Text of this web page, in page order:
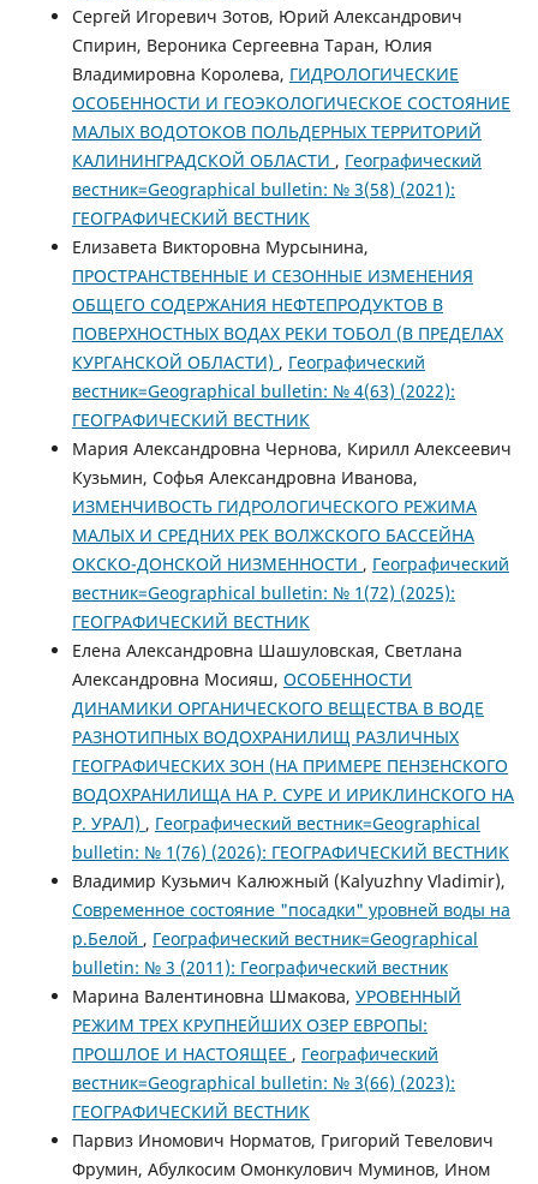
Сергей Игоревич Зотов, Юрий Александрович
Спирин, Вероника Сергеевна Таран, Юлия
Владимировна Королева, ГИДРОЛОГИЧЕСКИЕ
ОСОБЕННОСТИ И ГЕОЭКОЛОГИЧЕСКОЕ СОСТОЯНИЕ
МАЛЫХ ВОДОТОКОВ ПОЛЬДЕРНЫХ ТЕРРИТОРИЙ
КАЛИНИНГРАДСКОЙ ОБЛАСТИ , Географический
вестник=Geographical bulletin: № 3(58) (2021):
ГЕОГРАФИЧЕСКИЙ ВЕСТНИК
Елизавета Викторовна Мурсынина,
ПРОСТРАНСТВЕННЫЕ И СЕЗОННЫЕ ИЗМЕНЕНИЯ
ОБЩЕГО СОДЕРЖАНИЯ НЕФТЕПРОДУКТОВ В
ПОВЕРХНОСТНЫХ ВОДАХ РЕКИ ТОБОЛ (В ПРЕДЕЛАХ
КУРГАНСКОЙ ОБЛАСТИ) , Географический
вестник=Geographical bulletin: № 4(63) (2022):
ГЕОГРАФИЧЕСКИЙ ВЕСТНИК
Мария Александровна Чернова, Кирилл Алексеевич
Кузьмин, Софья Александровна Иванова,
ИЗМЕНЧИВОСТЬ ГИДРОЛОГИЧЕСКОГО РЕЖИМА
МАЛЫХ И СРЕДНИХ РЕК ВОЛЖСКОГО БАССЕЙНА
ОКСКО-ДОНСКОЙ НИЗМЕННОСТИ , Географический
вестник=Geographical bulletin: № 1(72) (2025):
ГЕОГРАФИЧЕСКИЙ ВЕСТНИК
Елена Александровна Шашуловская, Светлана
Александровна Мосияш, ОСОБЕННОСТИ
ДИНАМИКИ ОРГАНИЧЕСКОГО ВЕЩЕСТВА В ВОДЕ
РАЗНОТИПНЫХ ВОДОХРАНИЛИЩ РАЗЛИЧНЫХ
ГЕОГРАФИЧЕСКИХ ЗОН (НА ПРИМЕРЕ ПЕНЗЕНСКОГО
ВОДОХРАНИЛИЩА НА Р. СУРЕ И ИРИКЛИНСКОГО НА
Р. УРАЛ) , Географический вестник=Geographical
bulletin: № 1(76) (2026): ГЕОГРАФИЧЕСКИЙ ВЕСТНИК
Владимир Кузьмич Калюжный (Kalyuzhny Vladimir),
Современное состояние "посадки" уровней воды на
р.Белой , Географический вестник=Geographical
bulletin: № 3 (2011): Географический вестник
Марина Валентиновна Шмакова, УРОВЕННЫЙ
РЕЖИМ ТРЕХ КРУПНЕЙШИХ ОЗЕР ЕВРОПЫ:
ПРОШЛОЕ И НАСТОЯЩЕЕ , Географический
вестник=Geographical bulletin: № 3(66) (2023):
ГЕОГРАФИЧЕСКИЙ ВЕСТНИК
Парвиз Иномович Норматов, Григорий Тевелович
Фрумин, Абулкосим Омонкулович Муминов, Ином